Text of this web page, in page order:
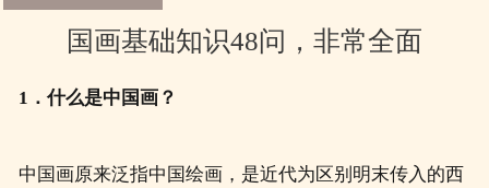
国画基础知识48问，非常全面
1．什么是中国画？
中国画原来泛指中国绘画，是近代为区别明末传入的西